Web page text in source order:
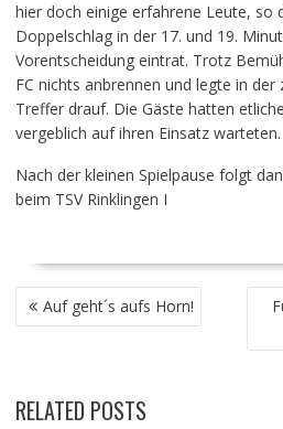
hier doch einige erfahrene Leute, so
Doppelschlag in der 17. und 19.
Vorentscheidung eintrat. Trotz
FC nichts anbrennen und legte in
Treffer drauf. Die Gäste hatten
vergeblich auf ihren Einsatz warteten.
Nach der kleinen Spielpause folgt
beim TSV Rinklingen I
BEITRAGSNAVIGATION
Auf geht´s aufs Horn!
RELATED POSTS